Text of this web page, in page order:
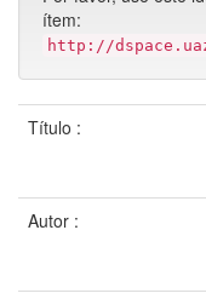
ítem:
http://
Título :
Autor :